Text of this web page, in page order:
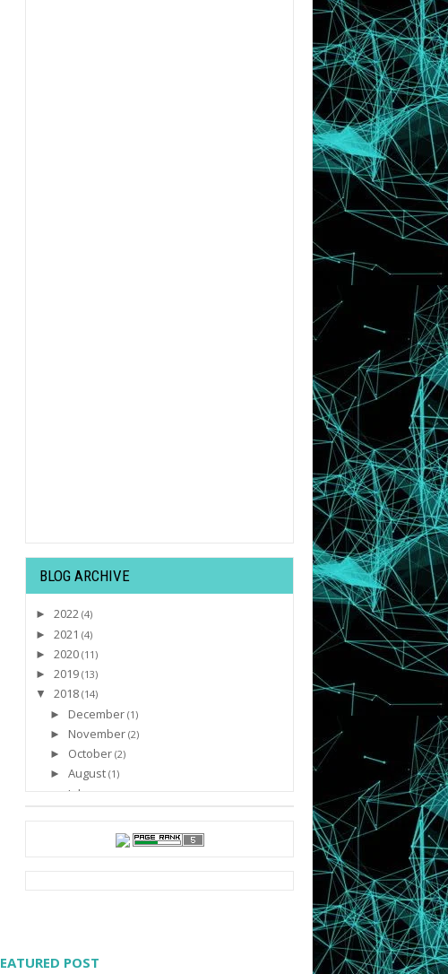
BLOG ARCHIVE
► 2022 (4)
► 2021 (4)
► 2020 (11)
► 2019 (13)
▼ 2018 (14)
► December (1)
► November (2)
► October (2)
► August (1)
July
►2017(45)
POST